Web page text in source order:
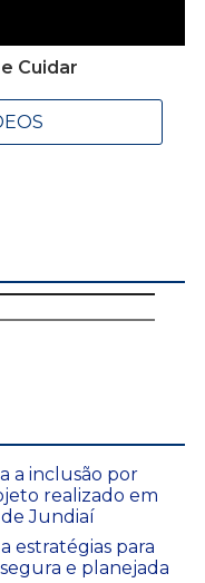
Cuidar
a inclusão por
realizado em
Jundiaí
estratégias para
e planejada